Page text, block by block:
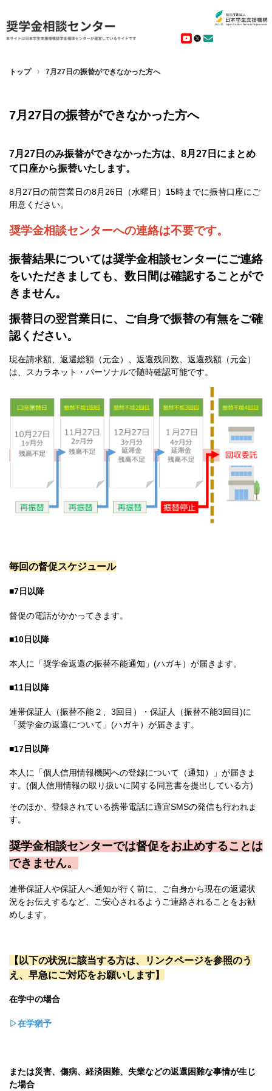
トップ 7月27日の振替ができなかった方へ
7月27日の振替ができなかった方へ
7月27日のみ振替ができなかった方は、8月27日にまとめ
て口座から振替いたします。
8月27日の前営業日の8月26日（水曜日）15時までに振替口座にご
用意ください。
奨学金相談センターへの連絡は不要です。
振替結果については奨学金相談センターにご連絡
をいただきましても、数日間は確認することがで
きません。
振替日の翌営業日に、ご自身で振替の有無をご確
認ください。
現在請求額、返還総額（元金）、返還残回数、返還残額（元金）
は、スカラネット・パーソナルで随時確認可能です。
毎回の督促スケジュール
■7日以降
督促の電話がかかってきます。
■10日以降
本人に「奨学金返還の振替不能通知」(ハガキ）が届きます。
■11日以降
連帯保証人（振替不能２、3回目）・保証人（振替不能3回目)に
「奨学金の返還について」(ハガキ）が届きます。
■17日以降
本人に「個人信用情報機関への登録について（通知）」が届きま
す。(個人信用情報の取り扱いに関する同意書を提出している方)
そのほか、登録されている携帯電話に適宜SMSの発信も行われま
す。
奨学金相談センターでは督促をお止めすることは
できません。
連帯保証人や保証人へ通知が行く前に、ご自身から現在の返還状
況をお伝えするなど、ご安心されるようご連絡されることをお勧
めします。
【以下の状況に該当する方は、リンクページを参照のう
え、早急にご対応をお願いします】
在学中の場合
▷在学猶予
または災害、傷病、経済困難、失業などの返還困難な事情が生じ
た場合